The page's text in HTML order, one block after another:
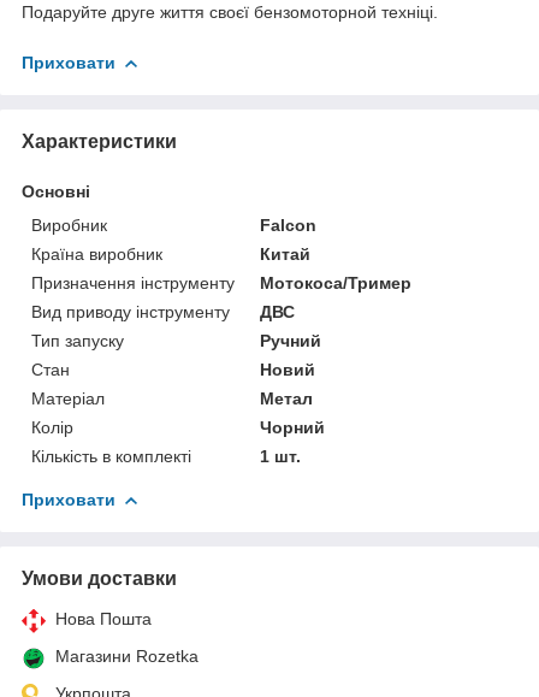
Подаруйте друге життя своєї бензомоторной техніці.
Приховати
Характеристики
Основні
Виробник
Falcon
Країна виробник
Китай
Призначення інструменту
Мотокоса/Тример
Вид приводу інструменту
ДВС
Тип запуску
Ручний
Стан
Новий
Матеріал
Метал
Колір
Чорний
Кількість в комплекті
1 шт.
Приховати
Умови доставки
Нова Пошта
Магазини Rozetka
Укрпошта